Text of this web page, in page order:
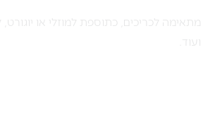
מתאימה לכריכים, כתוספת למוזלי או יוגורט,
ועוד.